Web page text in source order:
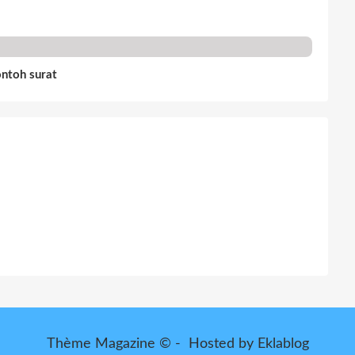
surat
Thème Magazine © - Hosted by Eklablog